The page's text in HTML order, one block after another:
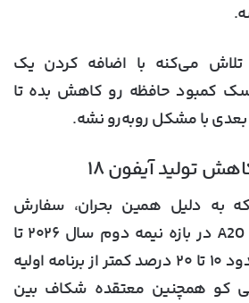
می‌کنه با اضافه کردن یک
کمبود حافظه رو کاهش بده تا
با مشکل روبه‌رو نشه.
تولید آیفون ۱۸
به دلیل همین بحران، سفارش
تراشه‌های A20 و A20 Pro در بازه نیمه دوم سال ۲۰۲۶ تا
سه‌ماهه اول ۲۰۲۷ حدود ۱۰ تا ۲۰ درصد کمتر از برنامه اولیه
کو همچنین معتقده شکاف بین